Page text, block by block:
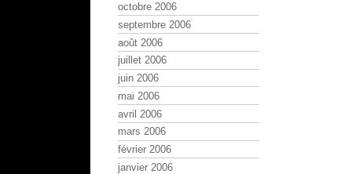
octobre 2006
septembre 2006
août 2006
juillet 2006
juin 2006
mai 2006
avril 2006
mars 2006
février 2006
janvier 2006